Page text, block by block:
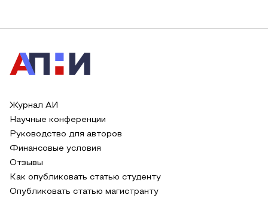
Журнал АИ
Научные конференции
Руководство для авторов
Финансовые условия
Отзывы
Как опубликовать статью студенту
Опубликовать статью магистранту